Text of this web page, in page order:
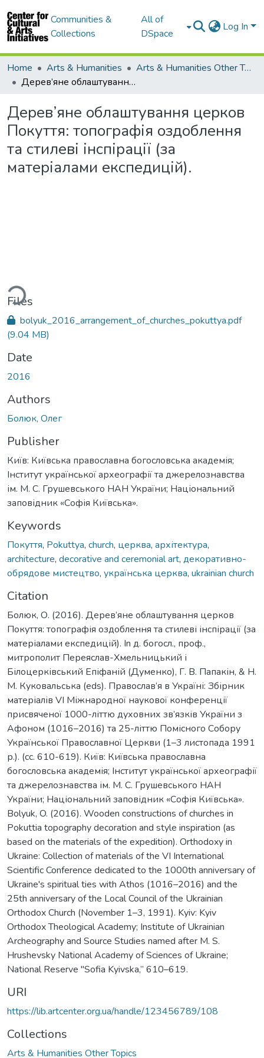
Communities &
Collections
All of
DSpace
Log In
Home Arts & Humanities
Arts & Humanities Other Topics
Дерев’яне облаштування церков Покуття: топографія оздоблення та стилеві інспірації (за матеріалами експедицій).
Дерев’яне облаштування церков
Покуття: топографія оздоблення
та стилеві інспірації (за
матеріалами експедицій).
Files
bolyuk_2016_arrangement_of_churches_pokuttya.pdf
(9.04 MB)
Date
2016
Authors
Болюк, Олег
Publisher
Київ: Київська православна богословська академія;
Інститут української археографії та джерелознавства
ім. М. С. Грушевського НАН України; Національний
заповідник «Софія Київська».
Keywords
Покуття, Pokuttya, church, церква, архітектура,
architecture, decorative and ceremonial art, декоративно-
обрядове мистецтво, українська церква, ukrainian church
Citation
Болюк, О. (2016). Дерев’яне облаштування церков
Покуття: топографія оздоблення та стилеві інспірації (за
матеріалами експедицій). In д. богосл., проф.,
митрополит Переяслав-Хмельницький і
Білоцерківський Епіфаній (Думенко), Г. В. Папакін, & Н.
М. Куковальська (eds). Православ’я в Україні: Збірник
матеріалів VІ Міжнародної наукової конференції
присвяченої 1000-літтю духовних зв’язків України з
Афоном (1016–2016) та 25-літтю Помісного Собору
Української Православної Церкви (1–3 листопада 1991
р.). (cc. 610-619). Київ: Київська православна
богословська академія; Інститут української археографії
та джерелознавства ім. М. С. Грушевського НАН
України; Національний заповідник «Софія Київська».
Bolyuk, O. (2016). Wooden constructions of churches in
Pokuttia topography decoration and style inspiration (as
based on the materials of the expedition). Orthodoxy in
Ukraine: Collection of materials of the VI International
Scientific Conference dedicated to the 1000th anniversary of
Ukraine's spiritual ties with Athos (1016–2016) and the
25th anniversary of the Local Council of the Ukrainian
Orthodox Church (November 1–3, 1991). Kyiv: Kyiv
Orthodox Theological Academy; Institute of Ukrainian
Archeography and Source Studies named after M. S.
Hrushevsky National Academy of Sciences of Ukraine;
National Reserve "Sofia Kyivska,” 610–619.
URI
https://lib.artcenter.org.ua/handle/123456789/108
Collections
Arts & Humanities Other Topics